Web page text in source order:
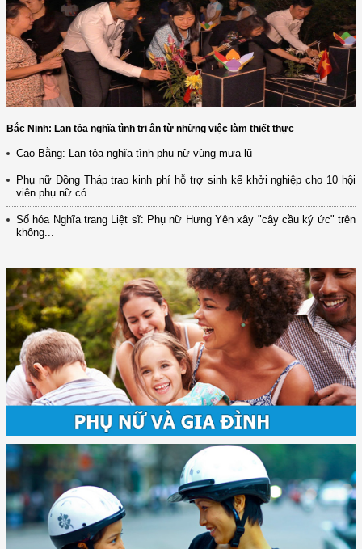
Bắc Ninh: Lan tỏa nghĩa tình tri ân từ những việc làm thiết thực
Cao Bằng: Lan tỏa nghĩa tình phụ nữ vùng mưa lũ
Phụ nữ Đồng Tháp trao kinh phí hỗ trợ sinh kế khởi nghiệp cho 10 hội
viên phụ nữ có...
Số hóa Nghĩa trang Liệt sĩ: Phụ nữ Hưng Yên xây "cây cầu ký ức" trên
không...